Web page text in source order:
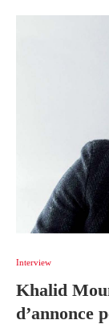
Interview
Khalid
d’annonce